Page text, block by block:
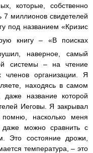
которые, собственно
7 миллионов свидетелей
под названием «Кризис
книгу – «В поисках
наверное, самый
системы – на чтение
организации. Я
находясь в самом
даже название которой
Иеговы. Я закрывал
насколько меня
можно сравнить с
Это состояние дрожи,
температура, – это